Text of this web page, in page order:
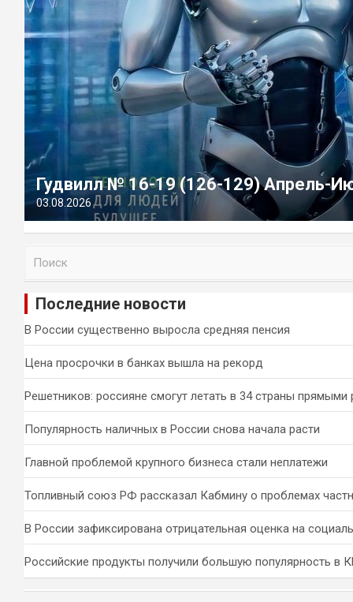
Гудвилл № 16-19 (126-129) Апрель-
03.08.2026
и
Последние новости
В России существенно выросла средняя пенсия
Цена просрочки в банках вышла на рекорд
Решетников: россияне смогут летать в 34 страны прямыми
Популярность наличных в России снова начала расти
Главной проблемой крупного бизнеса стали неплатежи
Топливный союз РФ рассказал Кабмину о проблемах
В России зафиксирована отрицательная оценка на
Российские продукты получили большую популярность в